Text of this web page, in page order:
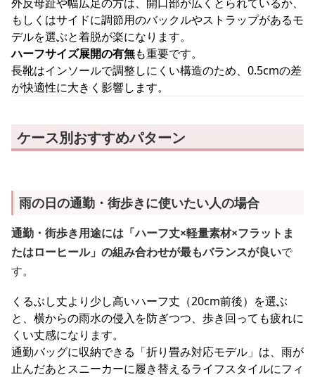
もしくはサイドに調節用のバックルやストラップがあるモ
デルを選ぶと着脱が楽になります。
ハーフサイズ展開の有無も重要です。
長靴はインソールで調整しにくい構造のため、0.5cmの差
が快適性に大きく影響します。
ケース別おすすめパターン
雨の日の通勤・街歩きに使いたい人の場合
通勤・街歩き用途には「ハーフ丈×軽量素材×フラットま
たはローヒール」の組み合わせが最もバランスが良いで
す。
くるぶし丈より少し高いハーフ丈（20cm前後）を選ぶ
と、横からの雨水の侵入を防ぎつつ、歩き回っても疲れに
くい丈感になります。
通勤バッグに収納できる「折り畳み対応モデル」は、雨が
止んだあとスニーカーに履き替えるライフスタイルにフィ